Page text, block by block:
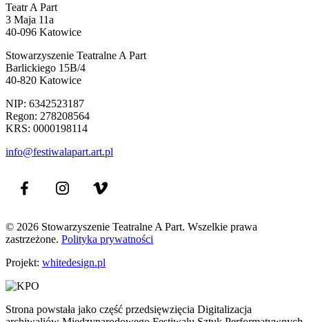
Teatr A Part
3 Maja 11a
40-096 Katowice
Stowarzyszenie Teatralne A Part
Barlickiego 15B/4
40-820 Katowice
NIP: 6342523187
Regon: 278208564
KRS: 0000198114
info@festiwalapart.art.pl
© 2026 Stowarzyszenie Teatralne A Part. Wszelkie prawa
zastrzeżone. Polityka prywatności
Projekt: whitedesign.pl
Strona powstała jako część przedsięwzięcia Digitalizacja